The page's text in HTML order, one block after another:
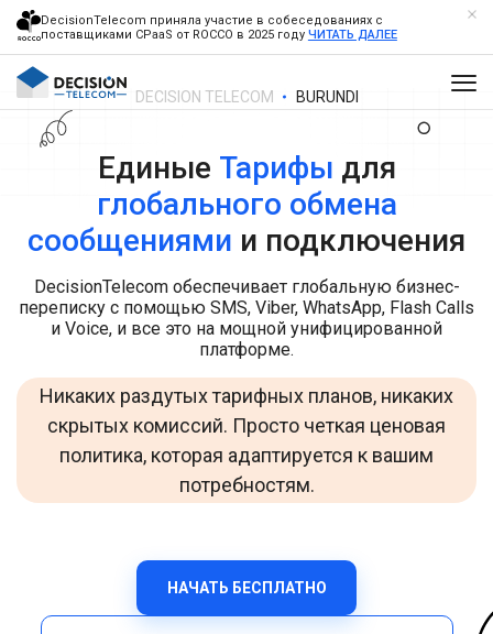
DecisionTelecom приняла участие в собеседованиях с
поставщиками CPaaS от ROCCO в 2025 году ЧИТАТЬ ДАЛЕЕ
DECISION TELECOM BURUNDI
Единые Тарифы для
глобального обмена
сообщениями и подключения
DecisionTelecom обеспечивает глобальную бизнес-
переписку с помощью SMS, Viber, WhatsApp, Flash Calls
и Voice, и все это на мощной унифицированной
платформе.
Никаких раздутых тарифных планов, никаких
скрытых комиссий. Просто четкая ценовая
политика, которая адаптируется к вашим
потребностям.
НАЧАТЬ БЕСПЛАТНО